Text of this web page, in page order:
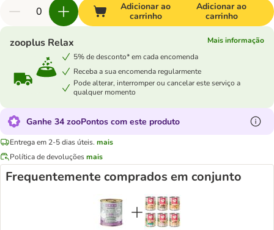
Adicionar ao
carrinho
Adicionar ao
carrinho
zooplus Relax
Mais informação
5% de desconto* em cada encomenda
Receba a sua encomenda regularmente
Pode alterar, interromper ou cancelar este serviço a
qualquer momento
Ganhe 34 zooPontos com este produto
Entrega em 2-5 dias úteis. mais
Política de devoluçõesmais
Frequentemente comprados em conjunto